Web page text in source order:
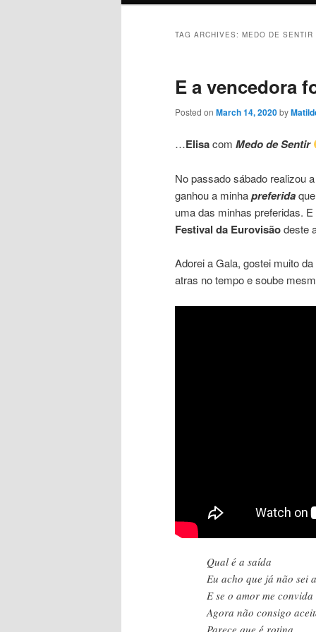
TAG ARCHIVES: MEDO DE SENTIR
E a vencedora
Posted on March 14, 2020by
…Elisacom Medo de Sentir
No passado sábado realizou
ganhou a minhapreferida
uma das minhas preferidas.
Festival da Eurovisãodeste
Adorei a Gala, gostei muito
atras no tempo e soube
Qual é a saída
Eu acho que já não sei
E se o amor me convida
Agora não consigo
Parece que é rotina